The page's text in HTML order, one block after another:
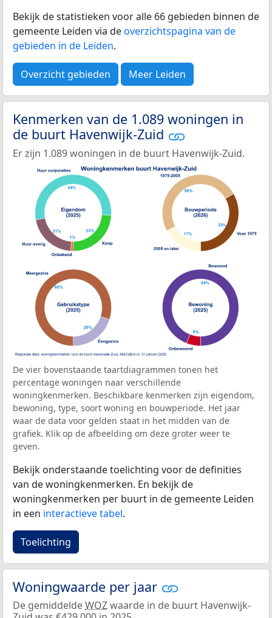
Bekijk de statistieken voor alle 66 gebieden binnen de
gemeente Leiden via deoverzichtspagina van de
gebieden in de Leiden.
Overzicht gebieden Meer Leiden
Kenmerken van de 1.089 woningen in
de buurt Havenwijk-Zuid
Er zijn 1.089 woningen in de buurt Havenwijk-Zuid.
De vier bovenstaande taartdiagrammen tonen het
percentage woningen naar verschillende
woningkenmerken. Beschikbare kenmerken zijn eigendom,
bewoning, type, soort woning en bouwperiode. Het jaar
waar de data voor gelden staat in het midden van de
grafiek. Klik op de afbeelding om deze groter weer te
geven.
Bekijk onderstaande toelichting voor de definities
van de woningkenmerken. En bekijk de
woningkenmerken per buurt in de gemeente Leiden
in een interactieve tabel.
Toelichting
Woningwaarde per jaar
De gemiddeldeWOZwaarde in de buurt Havenwijk-